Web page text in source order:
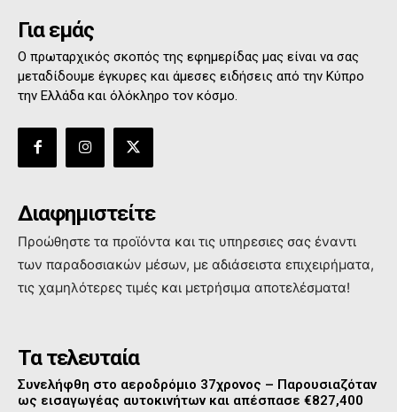
Για εμάς
Ο πρωταρχικός σκοπός της εφημερίδας μας είναι να σας
μεταδίδουμε έγκυρες και άμεσες ειδήσεις από την Κύπρο
την Ελλάδα και όλόκληρο τον κόσμο.
Διαφημιστείτε
Προώθηστε τα προϊόντα και τις υπηρεσιες σας έναντι
των παραδοσιακών μέσων, με αδιάσειστα επιχειρήματα,
τις χαμηλότερες τιμές και μετρήσιμα αποτελέσματα!
Τα τελευταία
Συνελήφθη στο αεροδρόμιο 37χρονος – Παρουσιαζόταν
ως εισαγωγέας αυτοκινήτων και απέσπασε €827,400